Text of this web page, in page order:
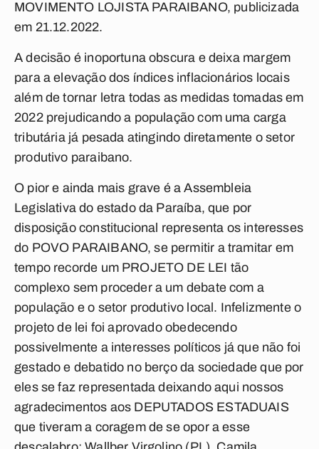
MOVIMENTO LOJISTA PARAIBANO, publicizada
em 21.12.2022.
A decisão é inoportuna obscura e deixa margem
para a elevação dos índices inflacionários locais
além de tornar letra todas as medidas tomadas em
2022 prejudicando a população com uma carga
tributária já pesada atingindo diretamente o setor
produtivo paraibano.
O pior e ainda mais grave é a Assembleia
Legislativa do estado da Paraíba, que por
disposição constitucional representa os interesses
do POVO PARAIBANO, se permitir a tramitar em
tempo recorde um PROJETO DE LEI tão
complexo sem proceder a um debate com a
população e o setor produtivo local. Infelizmente o
projeto de lei foi aprovado obedecendo
possivelmente a interesses políticos já que não foi
gestado e debatido no berço da sociedade que por
eles se faz representada deixando aqui nossos
agradecimentos aos DEPUTADOS ESTADUAIS
que tiveram a coragem de se opor a esse